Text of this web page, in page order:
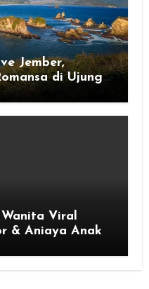
Jember,
di Ujung
Viral
& Aniaya Anak